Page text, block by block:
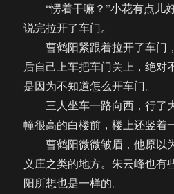
“愣着干嘛？”小花有点儿
说完拉开了车门。
曹鹤阳紧跟着拉开了车门
后自己上车把车门关上，绝对
是因为不知道怎么开车门。
三人坐车一路向西，行了
幢很高的白楼前，楼上还竖着
曹鹤阳微微皱眉，他原以
义庄之类的地方。朱云峰也有
阳所想也是一样的。